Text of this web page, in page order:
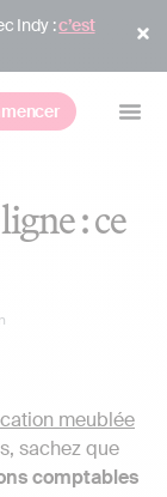
Indy :c’est
: ce
meublée
sachez que
comptables